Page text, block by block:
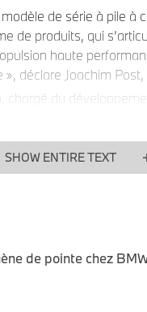
de série à pile à
de produits, qui
haute
», déclare Joachim
chargé du
Les centres de
le développement de
hydrogène BMW
efficient.
SHOW ENTIRE TEXT